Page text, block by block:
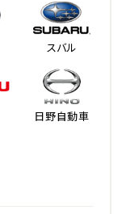
スバル
日野自動車